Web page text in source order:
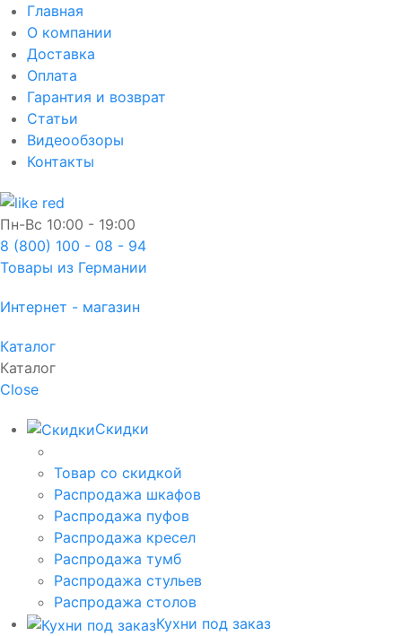
Главная
О компании
Доставка
Оплата
Гарантия и возврат
Статьи
Видеообзоры
Контакты
Пн-Вс 10:00 - 19:00
8 (800) 100 - 08 - 94
Товары из Германии
Интернет - магазин
Каталог
Каталог
Close
Скидки
Товар со скидкой
Распродажа шкафов
Распродажа пуфов
Распродажа кресел
Распродажа тумб
Распродажа стульев
Распродажа столов
Кухни под заказ